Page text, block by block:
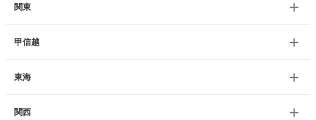
関東
甲信越
東海
関西